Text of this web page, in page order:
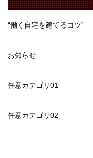
“働く自宅を建てるコツ”
お知らせ
任意カテゴリ01
任意カテゴリ02